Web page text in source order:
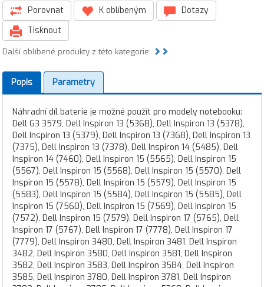
Porovnat K oblíbeným
Dotazy
Tisknout
Další oblíbené produkty z této kategorie:
Popis Parametry
Náhradní díl baterie je možné použít pro modely notebooku:
Dell G3 3579, Dell Inspiron 13 (5368), Dell Inspiron 13 (5378),
Dell Inspiron 13 (5379), Dell Inspiron 13 (7368), Dell Inspiron 13
(7375), Dell Inspiron 13 (7378), Dell Inspiron 14 (5485), Dell
Inspiron 14 (7460), Dell Inspiron 15 (5565), Dell Inspiron 15
(5567), Dell Inspiron 15 (5568), Dell Inspiron 15 (5570), Dell
Inspiron 15 (5578), Dell Inspiron 15 (5579), Dell Inspiron 15
(5583), Dell Inspiron 15 (5584), Dell Inspiron 15 (5585), Dell
Inspiron 15 (7560), Dell Inspiron 15 (7569), Dell Inspiron 15
(7572), Dell Inspiron 15 (7579), Dell Inspiron 17 (5765), Dell
Inspiron 17 (5767), Dell Inspiron 17 (7778), Dell Inspiron 17
(7779), Dell Inspiron 3480, Dell Inspiron 3481, Dell Inspiron
3482, Dell Inspiron 3580, Dell Inspiron 3581, Dell Inspiron
3582, Dell Inspiron 3583, Dell Inspiron 3584, Dell Inspiron
3585, Dell Inspiron 3780, Dell Inspiron 3781, Dell Inspiron